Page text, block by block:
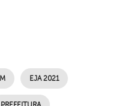
EJA 2021